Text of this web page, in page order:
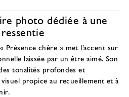
photo dédiée à une
Présence chère » met l’accent sur
laissée par un être aimé. Son
tonalités profondes et
propice au recueillement et à